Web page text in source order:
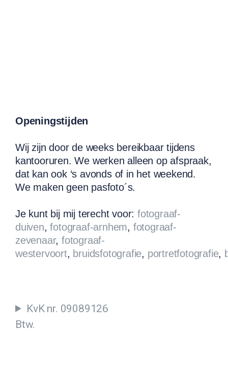
Openingstijden
Wij zijn door de weeks bereikbaar tijdens
kantooruren. We werken alleen op afspraak,
dat kan ook ‘s avonds of in het weekend.
We maken geen pasfoto´s.
Je kunt bij mij terecht voor:fotograaf-
duiven,fotograaf-arnhem, fotograaf-
zevenaar,fotograaf-
westervoort, bruidsfotografie, portretfotografie,
KvK nr. 09089126
Btw.